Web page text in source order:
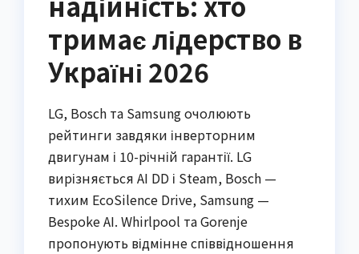
тримає лідерство в
Україні 2026
LG, Bosch та Samsung очолюють
рейтинги завдяки інверторним
двигунам і 10-річній гарантії. LG
вирізняється AI DD і Steam, Bosch —
тихим EcoSilence Drive, Samsung —
Bespoke AI. Whirlpool та Gorenje
пропонують відмінне співвідношення